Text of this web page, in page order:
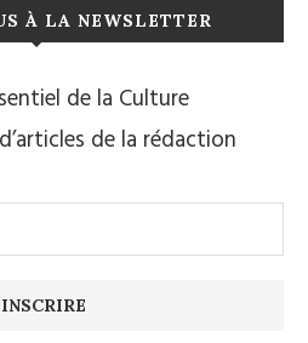
À LA NEWSLETTER
de la Culture
de la rédaction